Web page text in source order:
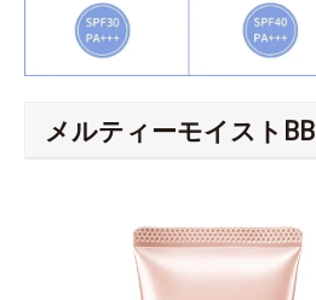
メルティーモイストBB